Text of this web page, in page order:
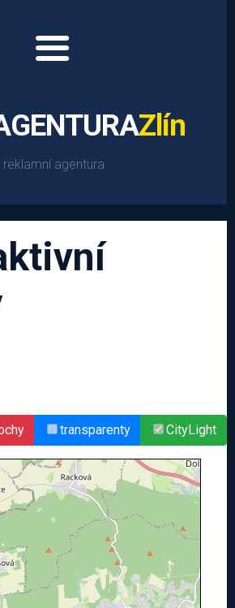
Zlín
reklamní agentura
O nás
Politická reklama
Kontakty
transparenty CityLight